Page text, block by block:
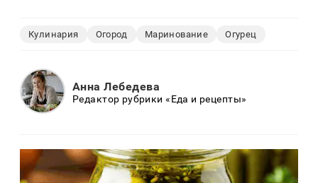
Кулинария Огород Маринование Огурец
Анна Лебедева
Редактор рубрики «Еда и рецепты»